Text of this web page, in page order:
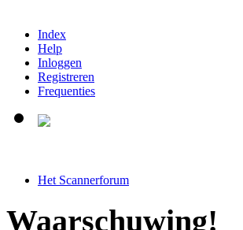
Index
Help
Inloggen
Registreren
Frequenties
Het Scannerforum
Waarschuwing!